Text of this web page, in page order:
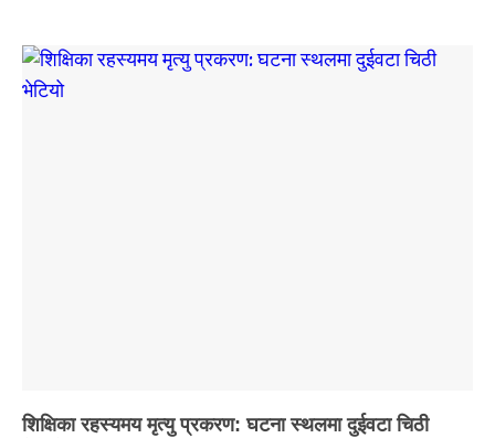
शिक्षिका रहस्यमय मृत्यु प्रकरण: घटना स्थलमा दुईवटा चिठी